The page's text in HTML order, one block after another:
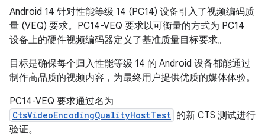
Android 14 针对性能等级 14 (PC14) 设备引入了视频编码质
量 (VEQ) 要求。PC14-VEQ 要求以可衡量的方式为 PC14
设备上的硬件视频编码器定义了基准质量目标要求。
目标是确保每个归入性能等级 14 的 Android 设备都能通过
制作高品质的视频内容，为最终用户提供优质的媒体体验。
PC14-VEQ 要求通过名为
CtsVideoEncodingQualityHostTest 的新 CTS 测试进行
验证。